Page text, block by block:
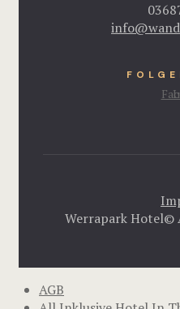
Werrapark Hotel©
AGB